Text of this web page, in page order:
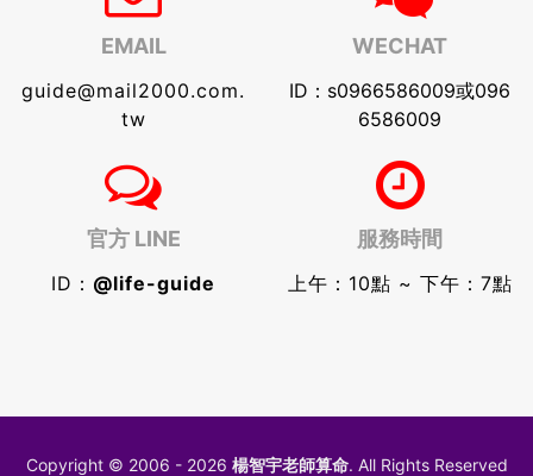
EMAIL
guide@mail2000.com.
tw
WECHAT
ID：s0966586009或096
6586009
官方 LINE
ID： @life-guide
服務時間
上午：10點 ~ 下午：7點
Copyright © 2006 - 2026 楊智宇老師算命. All Rights Reserved